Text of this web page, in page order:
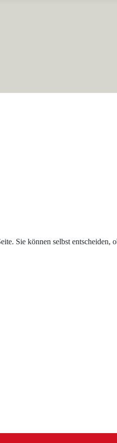
Sie können selbst